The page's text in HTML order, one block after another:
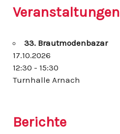
h
e
a
c
h
Veranstaltungen
33. Brautmodenbazar
17.10.2026
12:30 - 15:30
Turnhalle Arnach
Berichte